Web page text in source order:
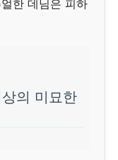
한 데님은 피하
의 미묘한